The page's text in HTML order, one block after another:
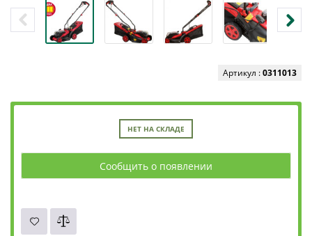
Артикул :0311013
НЕТ НА СКЛАДЕ
Сообщить о появлении